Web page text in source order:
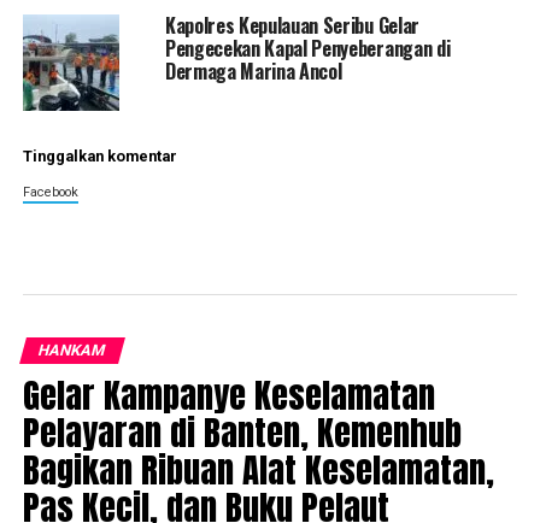
Kapolres Kepulauan Seribu Gelar
Pengecekan Kapal Penyeberangan di
Dermaga Marina Ancol
Tinggalkan komentar
Facebook
HANKAM
Gelar Kampanye Keselamatan
Pelayaran di Banten, Kemenhub
Bagikan Ribuan Alat Keselamatan,
Pas Kecil, dan Buku Pelaut